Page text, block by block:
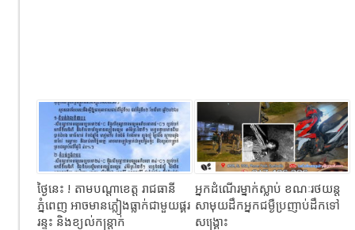
ថ្ងៃនេះ ! តាមបណ្តាខេត្ត រាជធានី
ភ្នំពេញ អាចមានភ្លៀងធ្លាក់ជាមួយផ្គរ
រន្ទះ និងខ្យល់កន្ត្រាក់
អ្នកដំណេីរម្នាក់ស្លាប់​ ខណៈ​រថយន្ត
សាមុយដឹកអ្នកជម្ងឺប្រញាប់ដឹកទៅ
សង្គ្រោះ